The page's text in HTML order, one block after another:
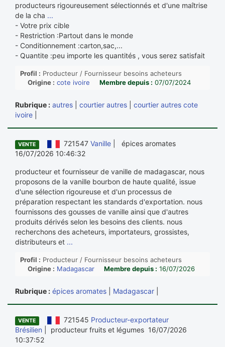
producteurs rigoureusement sélectionnés et d'une maîtrise
de la cha ...
- Votre prix cible
- Restriction :Partout dans le monde
- Conditionnement :carton,sac,...
- Quantite :peu importe les quantités , vous serez satisfait
Profil : Producteur / Fournisseur besoins acheteurs
Origine : cote ivoire Membre depuis : 07/07/2024
Rubrique : autres courtier autres
courtier autres cote
ivoire
VENTE 721547 Vanille| épices aromates
16/07/2026 10:46:32
producteur et fournisseur de vanille de madagascar, nous
proposons de la vanille bourbon de haute qualité, issue
d'une sélection rigoureuse et d'un processus de
préparation respectant les standards d'exportation. nous
fournissons des gousses de vanille ainsi que d'autres
produits dérivés selon les besoins des clients. nous
recherchons des acheteurs, importateurs, grossistes,
distributeurs et ...
Profil : Producteur / Fournisseur besoins acheteurs
Origine : Madagascar Membre depuis : 16/07/2026
Rubrique : épices aromates Madagascar
VENTE 721545 Producteur-exportateur
Brésilien | producteur fruits et légumes 16/07/2026
10:37:52